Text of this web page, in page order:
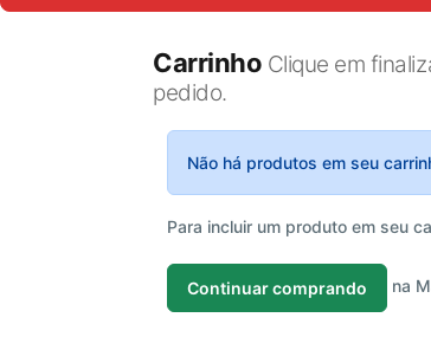
Carrinho Clique em
pedido.
Não há produtos em seu
Para incluir um produto em seu
Continuar comprando na